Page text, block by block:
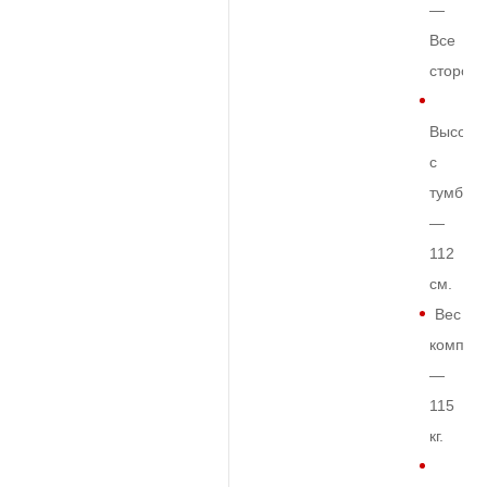
—
Все
Высота
с
тумбой
—
112
см.
Вес
—
115
кг.